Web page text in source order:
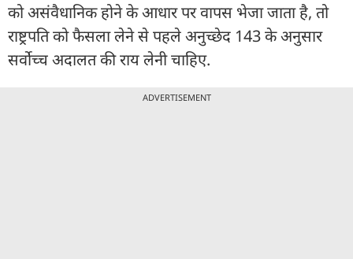
को असंवैधानिक होने के आधार पर वापस भेजा जाता है, तो
राष्ट्रपति को फैसला लेने से पहले अनुच्छेद 143 के अनुसार
सर्वोच्च अदालत की राय लेनी चाहिए.
ADVERTISEMENT